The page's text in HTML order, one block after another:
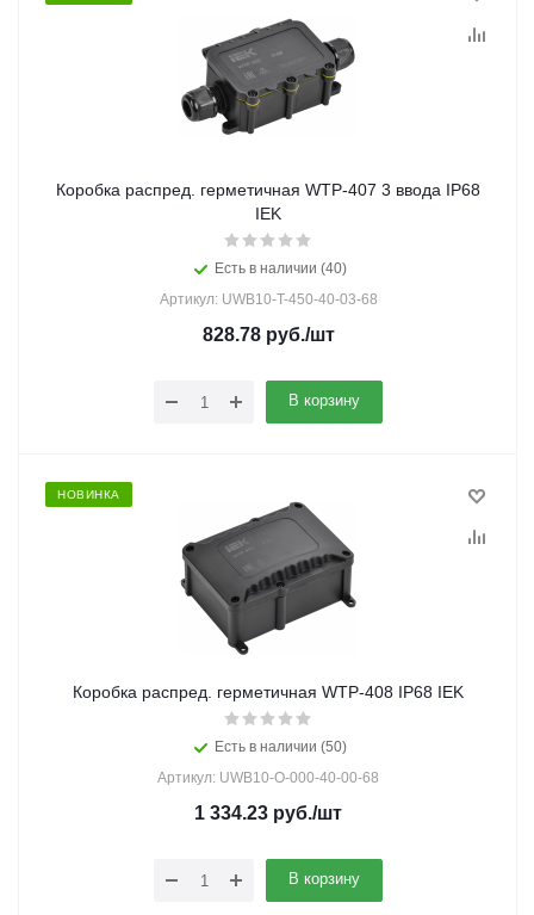
Коробка распред. герметичная WTP-407 3 ввода IP68
IEK
Есть в наличии (40)
Артикул: UWB10-T-450-40-03-68
828.78руб./шт
В корзину
НОВИНКА
Коробка распред. герметичная WTP-408 IP68 IEK
Есть в наличии (50)
Артикул: UWB10-O-000-40-00-68
1 334.23 руб./шт
В корзину